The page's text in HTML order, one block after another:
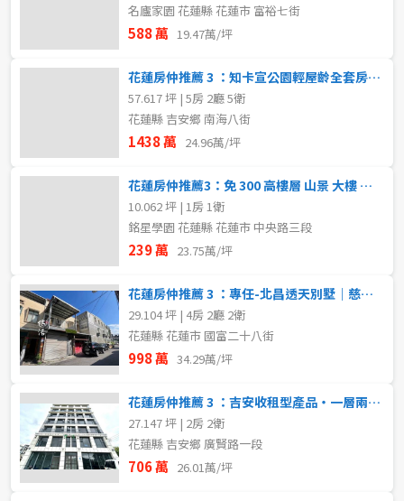
名廬家園 花蓮縣 花蓮市 富裕七街
588 萬 19.47萬/坪
花蓮房仲推薦 3 ：知卡宣公園輕屋齡全套房設計孝親別墅
57.617 坪 | 5房 2廳 5衛
花蓮縣 吉安鄉 南海八街
1438 萬 24.96萬/坪
花蓮房仲推薦3：免 300 高樓層 山景 大樓 投資自住首選
10.062 坪 | 1房 1衛
銘星學園 花蓮縣 花蓮市 中央路三段
239 萬 23.75萬/坪
花蓮房仲推薦 3 ：專任-北昌透天別墅｜慈濟醫療圈
29.104 坪 | 4房 2廳 2衛
花蓮縣 花蓮市 國富二十八街
998 萬 34.29萬/坪
花蓮房仲推薦 3 ：吉安收租型產品・一層兩戶雙套房華廈
27.147 坪 | 2房 2衛
花蓮縣 吉安鄉 廣賢路一段
706 萬 26.01萬/坪